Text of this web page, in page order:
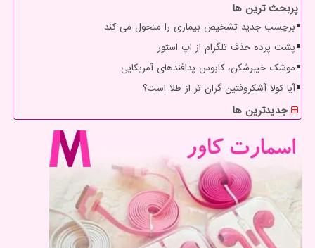
پربحث ترین ها
برچسب جدید تشخیص بیماری را متحول می کند
پشت پرده حذف تلگرام از اپ استور
موشک خیبرشکن، کابوس پدافندهای آمریکایی
آیا کولا آشکروفتین گران تر از طلا است؟
جدیدترین ها